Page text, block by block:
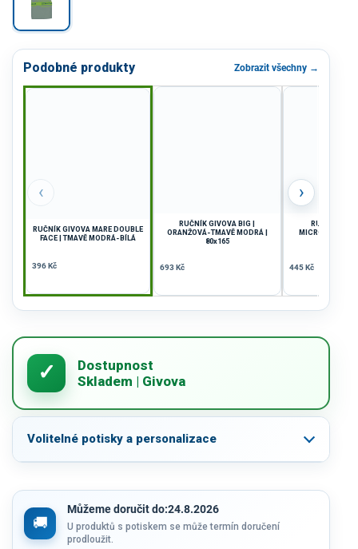
Podobné produkty Zobrazit všechny →
‹
RUČNÍK GIVOVA MARE DOUBLE
FACE | TMAVĚ MODRÁ-BÍLÁ
396 Kč
RUČNÍK GIVOVA BIG |
ORANŽOVÁ-TMAVĚ MODRÁ |
80x165
693 Kč
RUČNÍK
MICROFIBRA |
445 Kč
›
Volitelné potisky a personalizace
Můžeme doručit do:24.8.2026
U produktů s potiskem se může termín doručení
prodloužit.